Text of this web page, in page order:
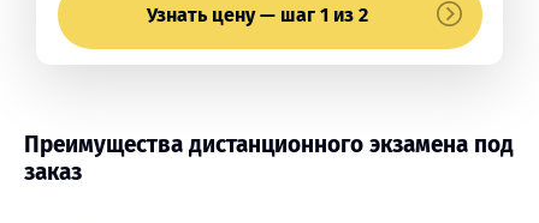
Узнать цену — шаг 1 из 2
Преимущества дистанционного экзамена под
заказ